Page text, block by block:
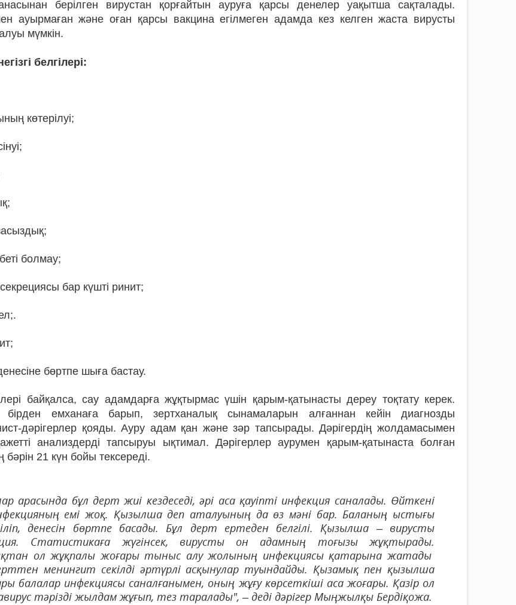
берілген вирустан қорғайтын ауруға қарсы денелер уақытша сақталады.
ауырмаған және оған қарсы вакцина егілмеген адамда кез келген жаста вирусты
мүмкін.
белгілері:
көтерілуі;
болмау;
бар күшті ринит;
бөртпе шыға бастау.
байқалса, сау адамдарға жұқтырмас үшін қарым-қатынасты дереу тоқтату керек.
бірден емханаға барып, зертханалық сынамаларын алғаннан кейін диагнозды
дәрігерлер қояды. Ауру адам қан және зәр тапсырады. Дәрігердің жолдамасымен
анализдерді тапсыруы ықтимал. Дәрігерлер аурумен қарым-қатынаста болған
21 күн бойы тексереді.
арасында бұл дерт жиі кездеседі, әрі аса қауіпті инфекция саналады. Өйткені
емі жоқ. Қызылша деп аталуының да өз мәні бар. Баланың ыстығы
денесін бөртпе басады. Бұл дерт ертеден белгілі. Қызылша – вирусты
Статистикаға жүгінсек, вирусты он адамның тоғызы жұқтырады.
ол жұқпалы жоғары тыныс алу жолының инфекциясы қатарына жатады
менингит секілді әртүрлі асқынулар туындайды. Қызамық пен қызылша
балалар инфекциясы саналғанымен, оның жұғу көрсеткіші аса жоғары. Қазір ол
тәрізді жылдам жұғып, тез таралады", – деді дәрігер Мыңжылқы Бердіқожа.